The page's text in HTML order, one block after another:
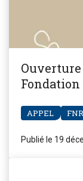
Ouverture
APPEL
Publié le 19